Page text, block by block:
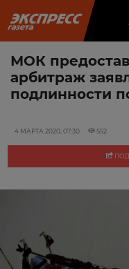
МОК
арбитраж
подлинности
4 МАРТА 2020, 07:30 552